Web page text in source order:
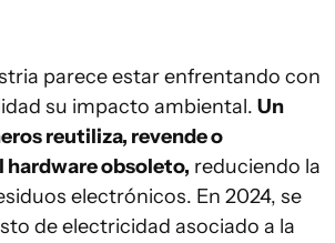
parece estar enfrentando con
su impacto ambiental. Un
reutiliza, revende o
hardware obsoleto, reduciendo la
electrónicos. En 2024, se
de electricidad asociado a la